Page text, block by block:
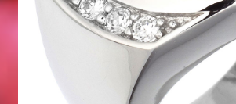
Geschenkideen für Weihnachten 2023
Geschenkideen für Weihnachten 2024